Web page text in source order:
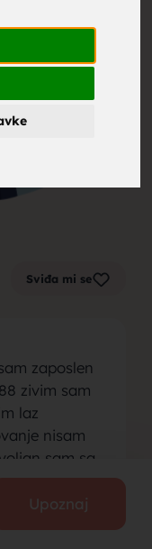
Sviđa mi se
zaposlen
zivim sam
laz
nisam
sam sa
Upoznaj